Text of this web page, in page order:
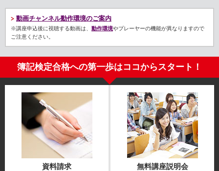
動画チャンネル動作環境のご案内
※講座申込後に視聴する動画は、 動作環境やプレーヤーの機能が異なりますので
ご注意ください。
簿記検定合格への第一歩はココからスタート！
資料請求 無料講座説明会